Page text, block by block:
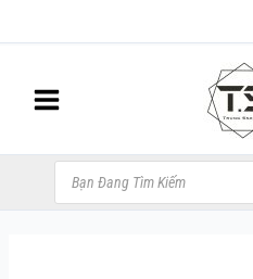
tới
Tìm
kiếm
sản